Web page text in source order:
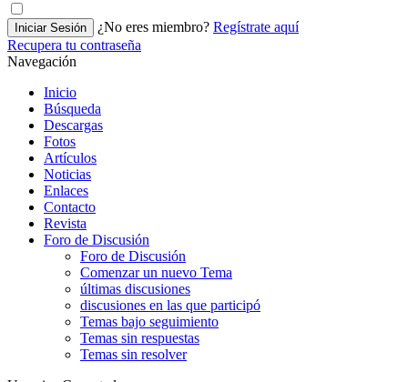
Iniciar Sesión ¿No eres miembro? Regístrate aquí
Recupera tu contraseña
Navegación
Inicio
Búsqueda
Descargas
Fotos
Artículos
Noticias
Enlaces
Contacto
Revista
Foro de Discusión
Foro de Discusión
Comenzar un nuevo Tema
últimas discusiones
discusiones en las que participó
Temas bajo seguimiento
Temas sin respuestas
Temas sin resolver